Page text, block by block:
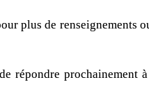
plus de renseignements
répondre prochainement